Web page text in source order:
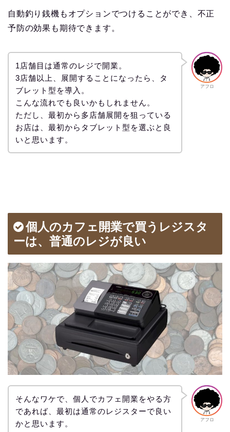
自動釣り銭機もオプションでつけることができ、不正
予防の効果も期待できます。
アフロ
1店舗目は通常のレジで開業。
3店舗以上、展開することになったら、タ
ブレット型を導入。
こんな流れでも良いかもしれません。
ただし、最初から多店舗展開を狙っている
お店は、最初からタブレット型を選ぶと良
いと思います。
個人のカフェ開業で買うレジスタ
ーは、普通のレジが良い
アフロ
そんなワケで、個人でカフェ開業をやる方
であれば、最初は通常のレジスターで良い
かと思います。